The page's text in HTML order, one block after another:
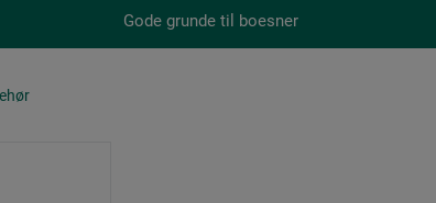
Gode grunde til boesner